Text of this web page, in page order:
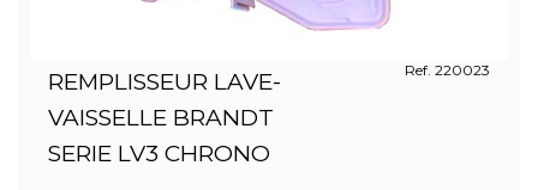
REMPLISSEUR LAVE-
VAISSELLE BRANDT
SERIE LV3 CHRONO
Ref. 220023